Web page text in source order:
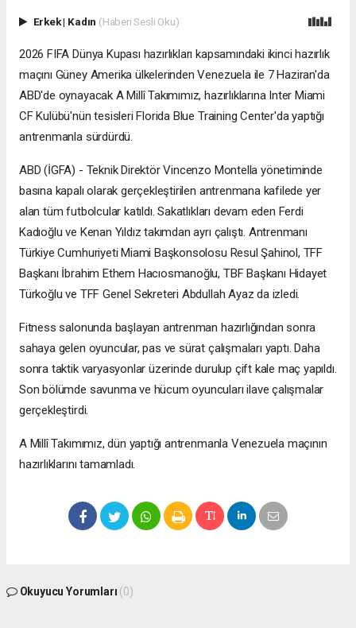
Erkek| Kadın (Haberi Sesli Oku)
2026 FIFA Dünya Kupası hazırlıkları kapsamındaki ikinci hazırlık
maçını Güney Amerika ülkelerinden Venezuela ile 7 Haziran'da
ABD'de oynayacak A Millî Takımımız, hazırlıklarına Inter Miami
CF Kulübü'nün tesisleri Florida Blue Training Center'da yaptığı
antrenmanla sürdürdü.
ABD (İGFA) - Teknik Direktör Vincenzo Montella yönetiminde
basına kapalı olarak gerçekleştirilen antrenmana kafilede yer
alan tüm futbolcular katıldı. Sakatlıkları devam eden Ferdi
Kadıoğlu ve Kenan Yıldız takımdan ayrı çalıştı. Antrenmanı
Türkiye Cumhuriyeti Miami Başkonsolosu Resul Şahinol, TFF
Başkanı İbrahim Ethem Hacıosmanoğlu, TBF Başkanı Hidayet
Türkoğlu ve TFF Genel Sekreteri Abdullah Ayaz da izledi.
Fitness salonunda başlayan antrenman hazırlığından sonra
sahaya gelen oyuncular, pas ve sürat çalışmaları yaptı. Daha
sonra taktik varyasyonlar üzerinde durulup çift kale maç yapıldı.
Son bölümde savunma ve hücum oyuncuları ilave çalışmalar
gerçekleştirdi.
A Millî Takımımız, dün yaptığı antrenmanla Venezuela maçının
hazırlıklarını tamamladı.
Okuyucu Yorumları (0)